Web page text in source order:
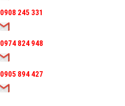
0908 245 331
0974 824 948
0905 894 427